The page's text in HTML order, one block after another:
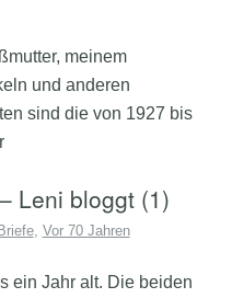
meinem
und anderen
sind die von 1927 bis
Leni bloggt (1)
, Vor 70 Jahren
ein Jahr alt. Die beiden